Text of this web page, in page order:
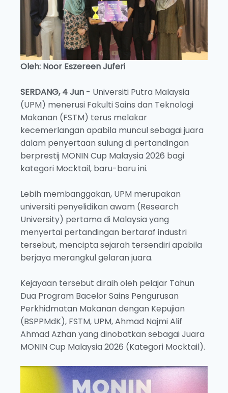
Oleh: Noor Eszereen Juferi
SERDANG, 4 Jun - Universiti Putra Malaysia
(UPM) menerusi Fakulti Sains dan Teknologi
Makanan (FSTM) terus melakar
kecemerlangan apabila muncul sebagai juara
dalam penyertaan sulung di pertandingan
berprestij MONIN Cup Malaysia 2026 bagi
kategori Mocktail, baru-baru ini.
Lebih membanggakan, UPM merupakan
universiti penyelidikan awam (Research
University) pertama di Malaysia yang
menyertai pertandingan bertaraf industri
tersebut, mencipta sejarah tersendiri apabila
berjaya merangkul gelaran juara.
Kejayaan tersebut diraih oleh pelajar Tahun
Dua Program Bacelor Sains Pengurusan
Perkhidmatan Makanan dengan Kepujian
(BSPPMdK), FSTM, UPM, Ahmad Najmi Alif
Ahmad Azhan yang dinobatkan sebagai Juara
MONIN Cup Malaysia 2026 (Kategori Mocktail).